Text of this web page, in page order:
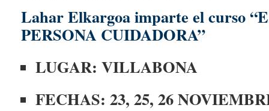
Lahar Elkargoa imparte el curso
PERSONA CUIDADORA”
LUGAR: VILLABONA
FECHAS: 23, 25, 26